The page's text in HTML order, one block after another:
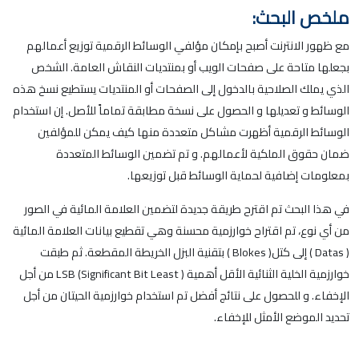
ملخص البحث:
مع ظهور الانترنت أصبح بإمكان مؤلفي الوسائط الرقمية توزيع أعمالهم
بجعلها متاحة على صفحات الويب أو بمنتديات النقاش العامة. الشخص
الذي يملك الصلاحية بالدخول إلى الصفحات أو المنتديات يستطيع نسخ هذه
الوسائط و تعديلها و الحصول على نسخة مطابقة تماماً للأصل. إن استخدام
الوسائط الرقمية أظهرت مشاكل متعددة منها كيف يمكن للمؤلفين
ضمان حقوق الملكية لأعمالهم. و تم تضمين الوسائط المتعددة
بمعلومات إضافية لحماية الوسائط قبل توزيعها.
في هذا البحث تم اقترح طريقة جديدة لتضمين العلامة المائية في الصور
من أي نوع، تم اقتراح خوارزمية محسنة وهي تقطيع بيانات العلامة المائية
( Datas ) إلى كتل( Blokes ) بتقنية البزل الخريطة المقطعة. ثم طبقت
خوارزمية الخلية الثنائية الأقل أهمية LSB (Significant Bit Least ) من أجل
الإخفاء. و للحصول على نتائج أفضل تم استخدام خوارزمية الحيتان من أجل
تحديد الموضع الأمثل للإخفاء.